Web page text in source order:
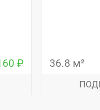
₽ 36.8 м²